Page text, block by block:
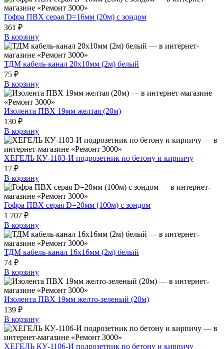
Гофра ПВХ серая D=16мм (20м) с зондом
361 ₽
В корзину
ТДМ кабель-канал 20х10мм (2м) белый
75 ₽
В корзину
Изолента ПВХ 19мм желтая (20м)
130 ₽
В корзину
ХЕГЕЛЬ КУ-1103-И подрозетник по бетону и кирпичу
17 ₽
В корзину
Гофра ПВХ серая D=20мм (100м) с зондом
1 707 ₽
В корзину
ТДМ кабель-канал 16х16мм (2м) белый
74 ₽
В корзину
Изолента ПВХ 19мм желто-зеленый (20м)
139 ₽
В корзину
ХЕГЕЛЬ КУ-1106-И подрозетник по бетону и кирпичу